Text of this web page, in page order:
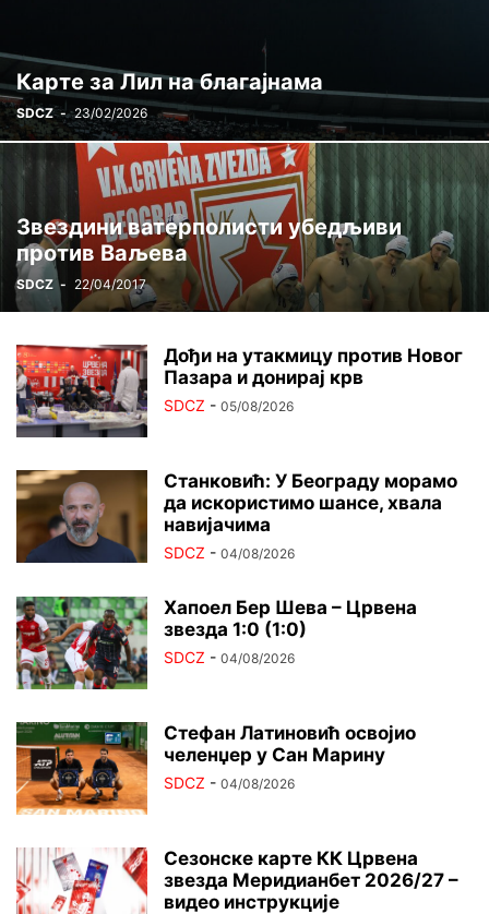
Карте за Лил на благајнама
SDCZ - 23/02/2026
Звездини ватерполисти убедљиви
против Ваљева
SDCZ - 22/04/2017
Дођи на утакмицу против Новог
Пазара и донирај крв
SDCZ - 05/08/2026
Станковић: У Београду морамо
да искористимо шансе, хвала
навијачима
SDCZ - 04/08/2026
Хапоел Бер Шева – Црвена
звезда 1:0 (1:0)
SDCZ - 04/08/2026
Стефан Латиновић освојио
челенџер у Сан Марину
SDCZ - 04/08/2026
Сезонске карте КК Црвена
звезда Меридианбет 2026/27 –
видео инструкције